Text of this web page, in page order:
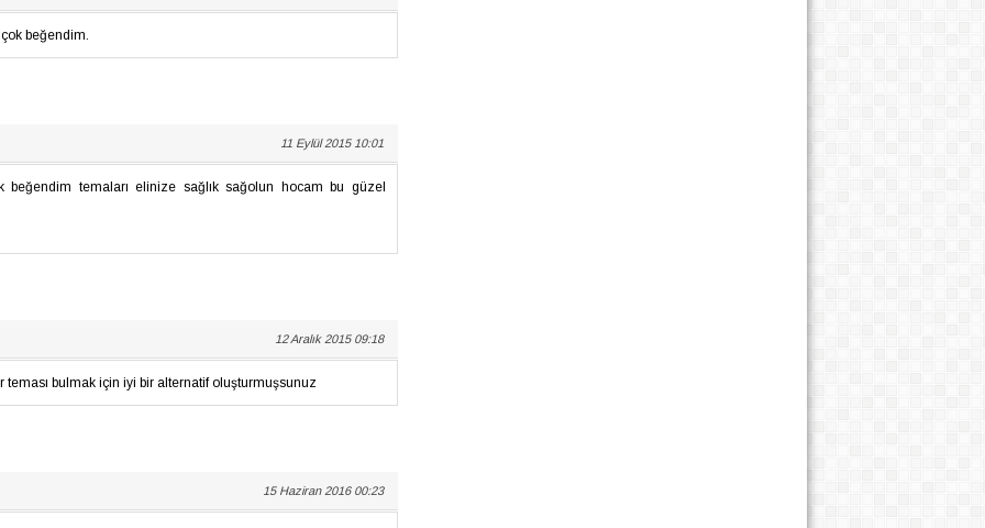
çok beğendim.
11 Eylül 2015 10:01
beğendim temaları elinize sağlık sağolun hocam bu güzel
12 Aralık 2015 09:18
teması bulmak için iyi bir alternatif oluşturmuşsunuz
15 Haziran 2016 00:23